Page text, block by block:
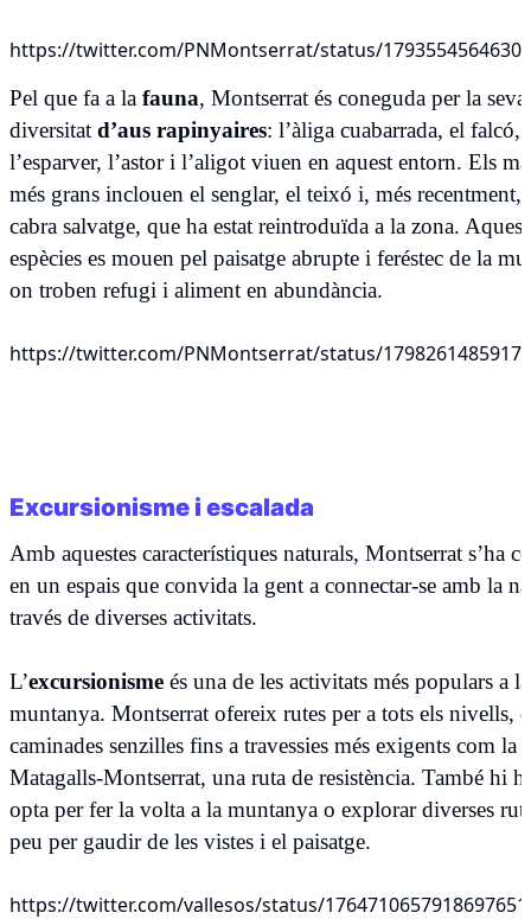
https://twitter.com/PNMontserrat/status/
Pel que fa a la fauna, Montserrat és coneguda per la seva
diversitat d’aus rapinyaires: l’àliga cuabarrada, el falcó,
l’esparver, l’astor i l’aligot viuen en aquest entorn. Els
més grans inclouen el senglar, el teixó i, més recentment,
cabra salvatge, que ha estat reintroduïda a la zona.
espècies es mouen pel paisatge abrupte i feréstec de la
on troben refugi i aliment en abundància.
https://twitter.com/PNMontserrat/status/
Excursionisme i escalada
Amb aquestes característiques naturals, Montserrat s’ha
en un espais que convida la gent a connectar-se amb la
través de diverses activitats.
L’excursionisme és una de les activitats més populars a la
muntanya. Montserrat ofereix rutes per a tots els nivells,
caminades senzilles fins a travessies més exigents com la
Matagalls-Montserrat, una ruta de resistència. També hi
opta per fer la volta a la muntanya o explorar diverses
peu per gaudir de les vistes i el paisatge.
https://twitter.com/vallesos/status/1764710657918697651